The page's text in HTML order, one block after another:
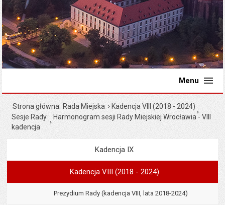
Menu
Strona główna Rada Miejska
Kadencja VIII (2018 - 2024)
Sesje Rady
Harmonogram sesji Rady Miejskiej Wrocławia - VIII
kadencja
Menu
Kadencja IX
Kadencja VIII (2018 - 2024)
Prezydium Rady (kadencja VIII, lata 2018-2024)